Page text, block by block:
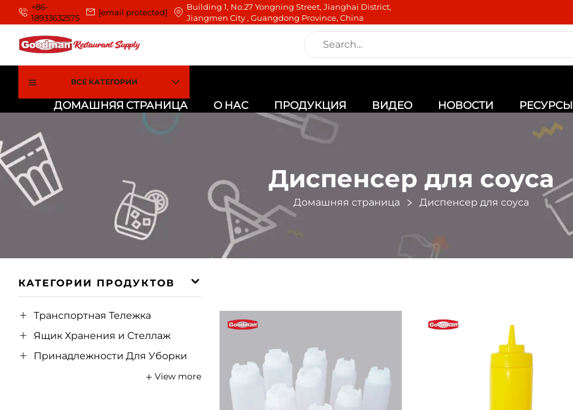
+86-
18933632575
[email protected]
Building 1, No.27 Yongning Street, Jianghai District,
Jiangmen City , Guangdong Province, China
ВСЕ КАТЕГОРИИ
ДОМАШНЯЯ СТРАНИЦА О НАС ПРОДУКЦИЯ ВИДЕО НОВОСТИ РЕСУРСЫ
Диспенсер для соуса
Домашняя страница Диспенсер для соуса
КАТЕГОРИИ ПРОДУКТОВ
Транспортная Тележка
Ящик Хранения и Стеллаж
Принадлежности Для Уборки
View more